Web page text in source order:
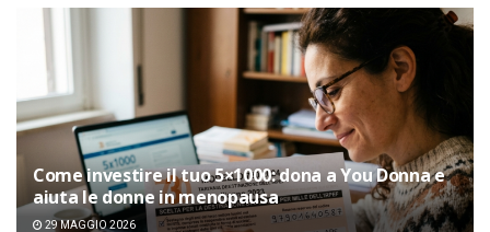
Come investire il tuo 5×1000: dona a You Donna e
aiuta le donne in menopausa
29 MAGGIO 2026